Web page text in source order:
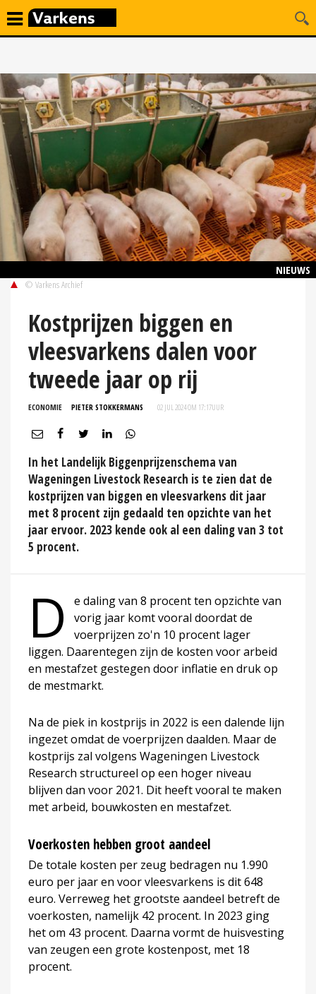
NIEUWS
© Varkens Archief
Kostprijzen biggen en
vleesvarkens dalen voor
tweede jaar op rij
ECONOMIE PIETER STOKKERMANS 02 JUL 2024 OM 17:17UUR
In het Landelijk Biggenprijzenschema van
Wageningen Livestock Research is te zien dat de
kostprijzen van biggen en vleesvarkens dit jaar
met 8 procent zijn gedaald ten opzichte van het
jaar ervoor. 2023 kende ook al een daling van 3 tot
5 procent.
D
e daling van 8 procent ten opzichte van
vorig jaar komt vooral doordat de
voerprijzen zo'n 10 procent lager
liggen. Daarentegen zijn de kosten voor arbeid
en mestafzet gestegen door inflatie en druk op
de mestmarkt.
Na de piek in kostprijs in 2022 is een dalende lijn
ingezet omdat de voerprijzen daalden. Maar de
kostprijs zal volgens Wageningen Livestock
Research structureel op een hoger niveau
blijven dan voor 2021. Dit heeft vooral te maken
met arbeid, bouwkosten en mestafzet.
Voerkosten hebben groot aandeel
De totale kosten per zeug bedragen nu 1.990
euro per jaar en voor vleesvarkens is dit 648
euro. Verreweg het grootste aandeel betreft de
voerkosten, namelijk 42 procent. In 2023 ging
het om 43 procent. Daarna vormt de huisvesting
van zeugen een grote kostenpost, met 18
procent.